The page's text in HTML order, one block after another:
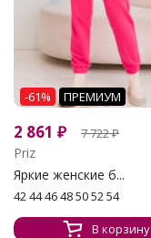
-61% ПРЕМИУМ
2 861 ₽ 7 722₽
Priz
Яркие женские б...
42 44 46 48 50 52 54
В корзину